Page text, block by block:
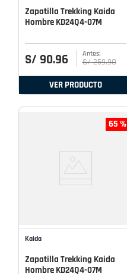
Zapatilla Trekking Kaida
Hombre KD24Q4-07M
S/ 90.96 S/ 259.90
VER PRODUCTO
65 %
Kaida
Zapatilla Trekking Kaida
Hombre KD24Q4-07M